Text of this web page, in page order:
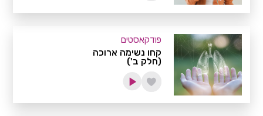
פודקאסטים
קחו נשימה ארוכה
(חלק ב')